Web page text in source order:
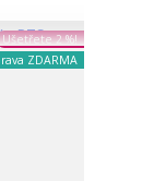
Ušetřete 2 %!
ZDARMA